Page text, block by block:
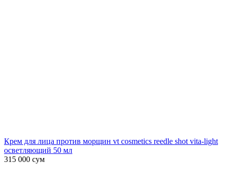
Крем для лица против морщин vt cosmetics reedle shot vita-light
осветляющий 50 мл
315 000 сум